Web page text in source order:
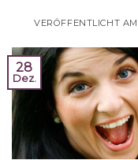
VERÖFFENTLICHT
28
Dez.